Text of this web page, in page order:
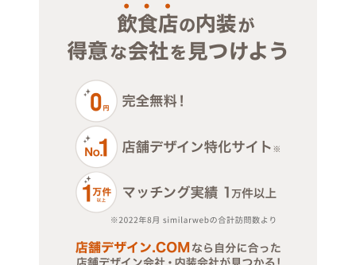
ジム・教室・スタジオ
その他サービス・その他